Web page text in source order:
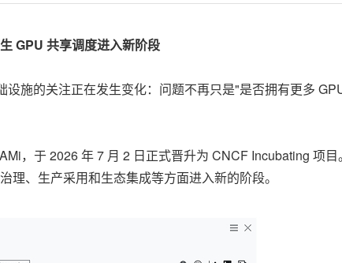
GPU 共享调度进入新阶段
施的关注正在发生变化：问题不再只是"是否拥有更多
，于 2026 年 7 月 2 日正式晋升为 CNCF Incubating 项
理、生产采用和生态集成等方面进入新的阶段。